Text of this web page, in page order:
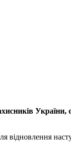
України,
відновлення